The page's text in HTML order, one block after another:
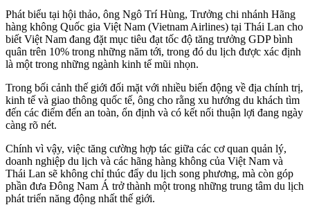
Phát biểu tại hội thảo, ông Ngô Trí Hùng, Trưởng chi nhánh Hãng
hàng không Quốc gia Việt Nam (Vietnam Airlines) tại Thái Lan cho
biết Việt Nam đang đặt mục tiêu đạt tốc độ tăng trưởng GDP bình
quân trên 10% trong những năm tới, trong đó du lịch được xác định
là một trong những ngành kinh tế mũi nhọn.
Trong bối cảnh thế giới đối mặt với nhiều biến động về địa chính trị,
kinh tế và giao thông quốc tế, ông cho rằng xu hướng du khách tìm
đến các điểm đến an toàn, ổn định và có kết nối thuận lợi đang ngày
càng rõ nét.
Chính vì vậy, việc tăng cường hợp tác giữa các cơ quan quản lý,
doanh nghiệp du lịch và các hãng hàng không của Việt Nam và
Thái Lan sẽ không chỉ thúc đẩy du lịch song phương, mà còn góp
phần đưa Đông Nam Á trở thành một trong những trung tâm du lịch
phát triển năng động nhất thế giới.